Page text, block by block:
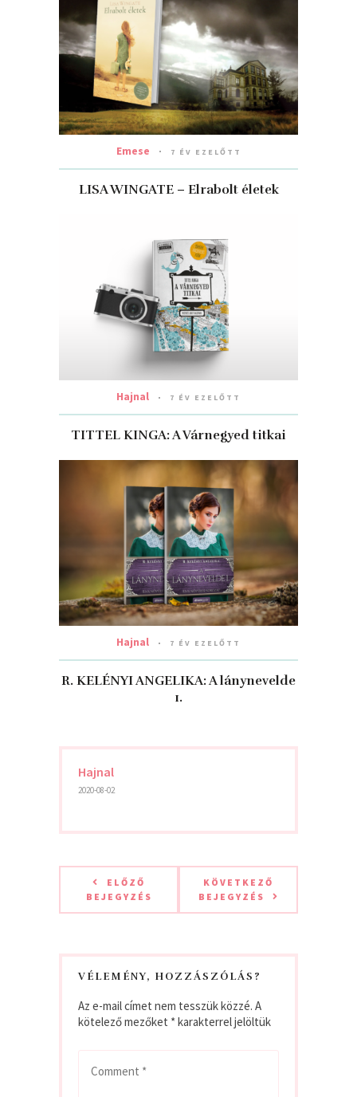
Emese 7 ÉV EZELŐTT
LISA WINGATE – Elrabolt életek
Hajnal 7 ÉV EZELŐTT
TITTEL KINGA: A Várnegyed titkai
Hajnal 7 ÉV EZELŐTT
R. KELÉNYI ANGELIKA: A lánynevelde
1.
Hajnal
2020-08-02
ELŐZŐ
BEJEGYZÉS
KÖVETKEZŐ
BEJEGYZÉS
VÉLEMÉNY, HOZZÁSZÓLÁS?
Az e-mail címet nem tesszük közzé. A
kötelező mezőket *karakterrel jelöltük